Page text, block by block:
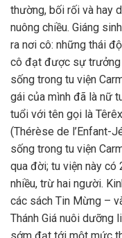
thường, bối rối và hay
nuông chiều. Giáng
ra nơi cô: những thái
cô đạt được sự trưởng
sống trong tu viện
gái của mình đã là nữ
tuổi với tên gọi là
(Thérèse de l’Enfant-
sống trong tu viện
qua đời; tu viện này
nhiều, trừ hai người.
các sách Tin Mừng –
Thánh Giá nuôi dưỡng